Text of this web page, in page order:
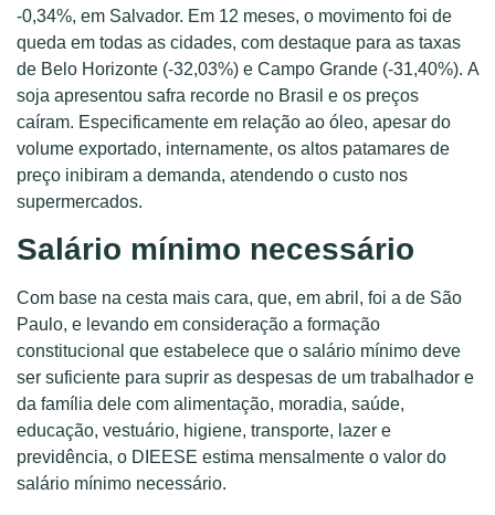
-0,34%, em Salvador. Em 12 meses, o movimento foi de
queda em todas as cidades, com destaque para as taxas
de Belo Horizonte (-32,03%) e Campo Grande (-31,40%). A
soja apresentou safra recorde no Brasil e os preços
caíram. Especificamente em relação ao óleo, apesar do
volume exportado, internamente, os altos patamares de
preço inibiram a demanda, atendendo o custo nos
supermercados.
Salário mínimo necessário
Com base na cesta mais cara, que, em abril, foi a de São
Paulo, e levando em consideração a formação
constitucional que estabelece que o salário mínimo deve
ser suficiente para suprir as despesas de um trabalhador e
da família dele com alimentação, moradia, saúde,
educação, vestuário, higiene, transporte, lazer e
previdência, o DIEESE estima mensalmente o valor do
salário mínimo necessário.